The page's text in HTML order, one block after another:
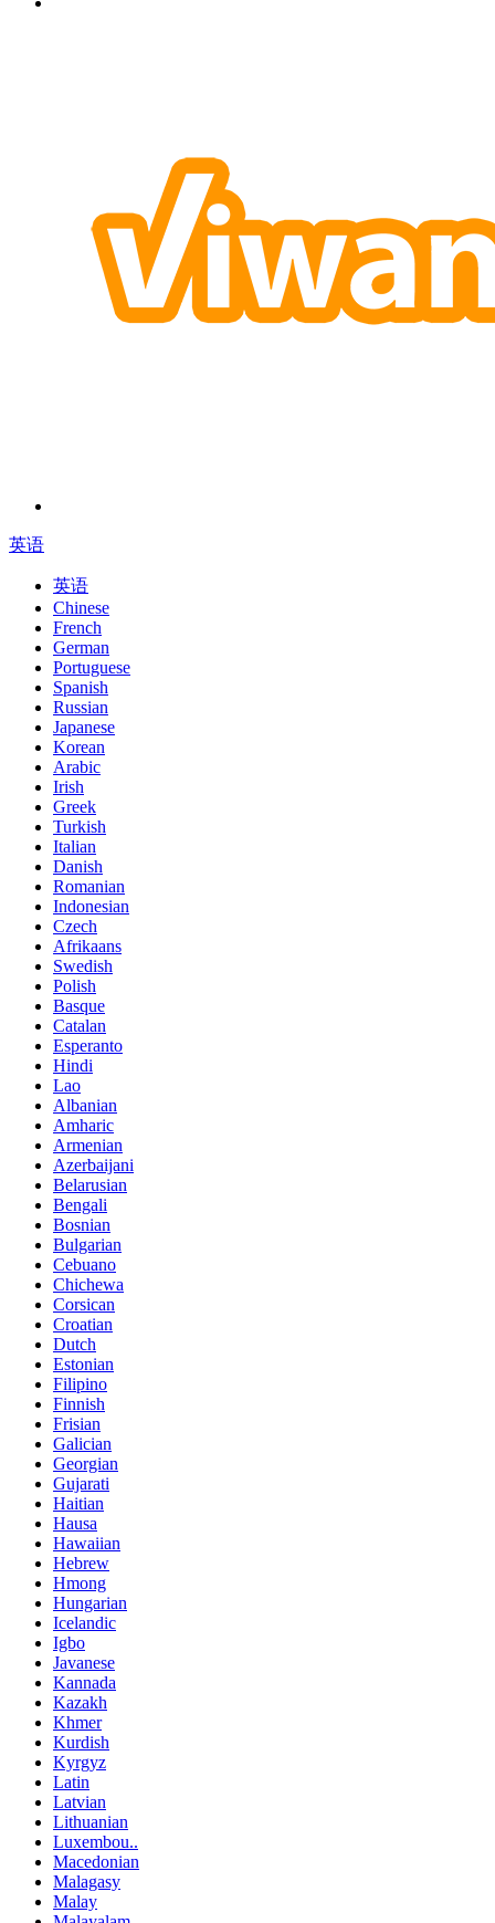
英语
英语
Chinese
French
German
Portuguese
Spanish
Russian
Japanese
Korean
Arabic
Irish
Greek
Turkish
Italian
Danish
Romanian
Indonesian
Czech
Afrikaans
Swedish
Polish
Basque
Catalan
Esperanto
Hindi
Lao
Albanian
Amharic
Armenian
Azerbaijani
Belarusian
Bengali
Bosnian
Bulgarian
Cebuano
Chichewa
Corsican
Croatian
Dutch
Estonian
Filipino
Finnish
Frisian
Galician
Georgian
Gujarati
Haitian
Hausa
Hawaiian
Hebrew
Hmong
Hungarian
Icelandic
Igbo
Javanese
Kannada
Kazakh
Khmer
Kurdish
Kyrgyz
Latin
Latvian
Lithuanian
Luxembou..
Macedonian
Malagasy
Malay